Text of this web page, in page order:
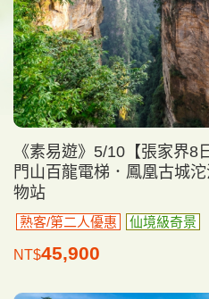
《素易遊》5/10【張家界8
門山百龍電梯．鳳凰古城
物站
熟客/第二人優惠 仙境級奇景
NT$45,900